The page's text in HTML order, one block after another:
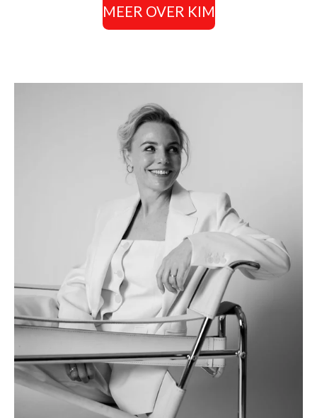
MEER OVER KIM